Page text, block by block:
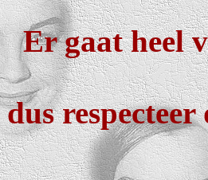
Er gaat heel
dus respecteer